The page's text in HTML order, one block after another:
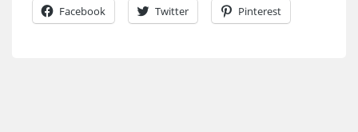
Facebook Twitter Pinterest